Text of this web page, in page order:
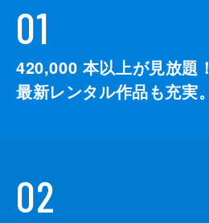
01
420,000 本以上が見放題！
最新レンタル作品も充実。
02